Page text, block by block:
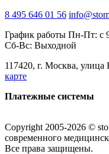
8 495 646 01 56
График работы Пн-Пт: с
Сб-Вс: Выходной
117420, г. Москва, улица
карте
Платежные системы
Copyright 2005-2026 ©
современного
Все права защищены.